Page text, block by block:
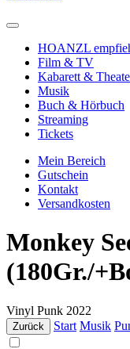
HOANZL
Film & TV
Kabarett &
Musik
Buch & Hörbuch
Streaming
Tickets
Mein Bereich
Gutschein
Kontakt
Versandkosten
Monkey
(180Gr./
Vinyl Punk 2022
Zurück Start Musik